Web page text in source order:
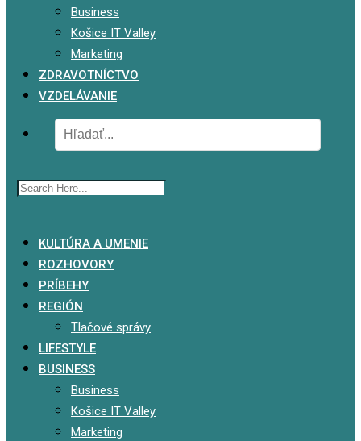
Business
Košice IT Valley
Marketing
ZDRAVOTNÍCTVO
VZDELÁVANIE
KULTÚRA A UMENIE
ROZHOVORY
PRÍBEHY
REGIÓN
Tlačové správy
LIFESTYLE
BUSINESS
Business
Košice IT Valley
Marketing